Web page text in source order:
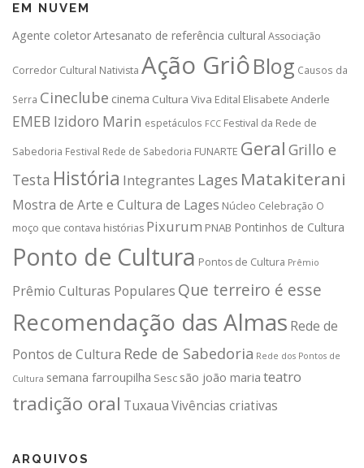
EM NUVEM
Agente coletorArtesanato de referência cultural Associação
Corredor Cultural Nativista Ação GriôBlog Causos da
Serra Cineclube cinema Cultura Viva Edital Elisabete Anderle
EMEB Izidoro Marin espetáculos FCC Festival da Rede de
Sabedoria Festival Rede de Sabedoria FUNARTE Geral Grillo e
Testa História Integrantes Lages Matakiterani
Mostra de Arte e Cultura de Lages Núcleo Celebração O
moço que contava histórias Pixurum PNAB Pontinhos de Cultura
Ponto de Cultura Pontos de Cultura Prêmio
Prêmio Culturas Populares Que terreiro é esse
Recomendação das Almas Rede de
Pontos de Cultura Rede de Sabedoria Rede dos Pontos de
Cultura semana farroupilha Sesc são joão maria teatro
tradição oral TuxauaVivências criativas
ARQUIVOS